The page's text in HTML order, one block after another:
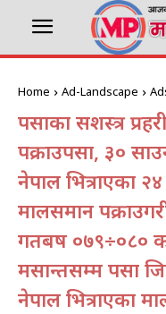
Home Ad-Landscape
पर्साका सशस्त्र
पक्राउपर्सा, ३०
नेपाल भित्राएका
मालसमान
गतबर्ष ०७९÷०८०
मसान्तसम्म पर्सा
नेपाल भित्राएका